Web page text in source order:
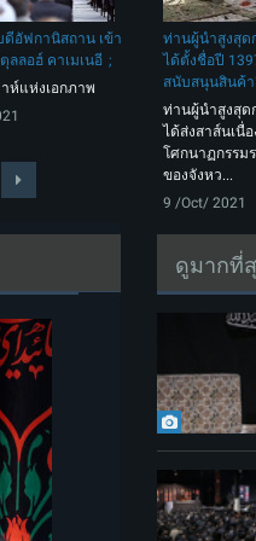
ดีอัฟกานิสถาน เข้า
ลอฮ์ คาเมเนอี
ห์แห่งเอกภาพ
ท่านผู้นำสูงสุด
ได้ตั้งชื่อปี
สนับสนุนสินค้
ท่านผู้นำสูงสุด
ได้ส่งสาส์นเนื่อ
โศกนาฏกรรม
ของจังหว...
9 /Oct/ 2021
ดูมากที่